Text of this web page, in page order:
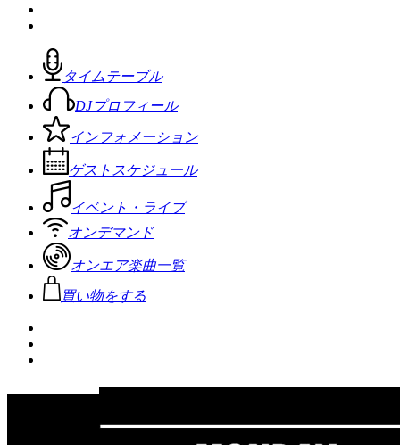
タイムテーブル
DJプロフィール
インフォメーション
ゲストスケジュール
イベント・ライブ
オンデマンド
オンエア楽曲一覧
買い物をする